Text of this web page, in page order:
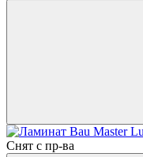
Снят с пр-ва